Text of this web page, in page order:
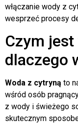
włączanie wody z
wesprzeć procesy
Czym
dlaczego
Woda z cytryną to
wśród osób
z wody i świeżego
skutecznym